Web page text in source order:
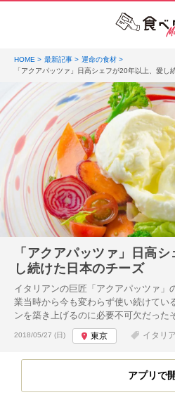
HOME 最新記事
運命の食材
「アクアパッツァ」日高シェフが20年以上、愛し
「アクアパッツァ」日高
し続けた日本のチーズ
イタリアンの巨匠「アクアパッツァ」
業当時から今も変わらず使い続けてい
ンを築き上げるのに必要不可欠だった
投稿日:
2018/05/27 (日) 東京 イタリ
アプリで